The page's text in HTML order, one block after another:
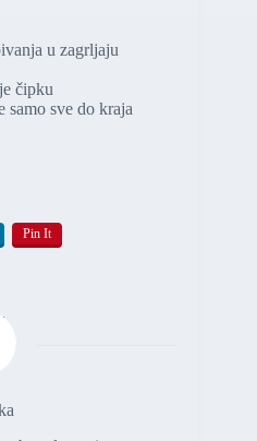
u zagrljaju
čipku
samo sve do kraja
Pin It